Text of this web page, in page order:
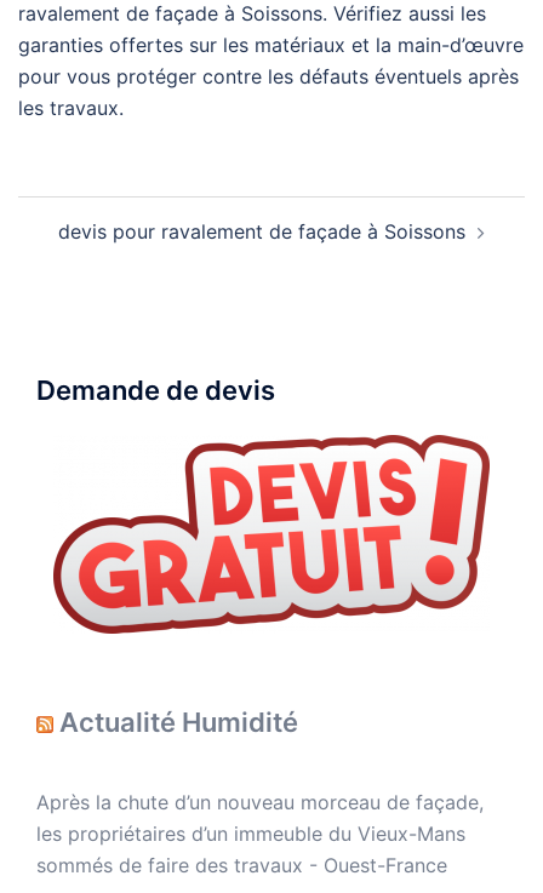
ravalement de façade à Soissons. Vérifiez aussi les
garanties offertes sur les matériaux et la main-d’œuvre
pour vous protéger contre les défauts éventuels après
les travaux.
d’article
devis pour ravalement de façade à Soissons
Demande de devis
Actualité Humidité
Après la chute d’un nouveau morceau de façade,
les propriétaires d’un immeuble du Vieux-Mans
sommés de faire des travaux - Ouest-France